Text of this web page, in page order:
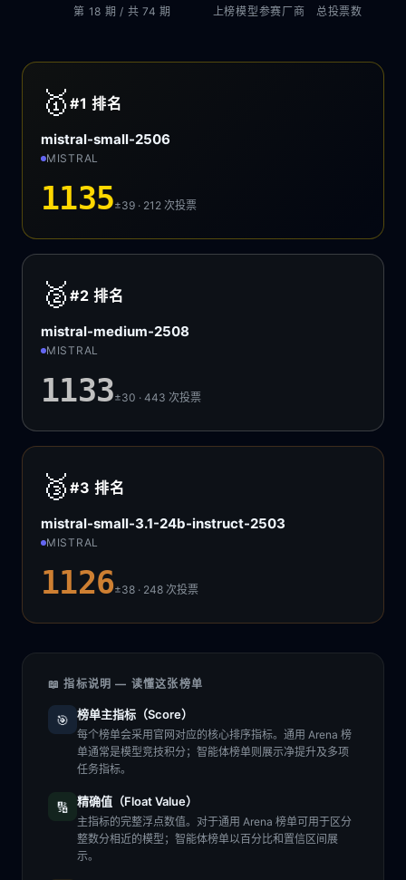
第 18 期 / 共 74 期 上榜模型参赛厂商 总投票数
🥇 #1排名
mistral-small-2506
MISTRAL
1135±39 · 212次投票
🥈 #2排名
mistral-medium-2508
MISTRAL
1133±30 · 443次投票
🥉 #3排名
mistral-small-3.1-24b-instruct-2503
MISTRAL
1126±38 · 248次投票
📖 指标说明 — 读懂这张榜单
🎯 榜单主指标（Score）
每个榜单会采用官网对应的核心排序指标。通用 Arena 榜
单通常是模型竞技积分；智能体榜单则展示净提升及多项
任务指标。
🔢 精确值（Float Value）
主指标的完整浮点数值。对于通用 Arena 榜单可用于区分
整数分相近的模型；智能体榜单以百分比和置信区间展
示。